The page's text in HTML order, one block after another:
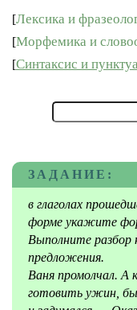
[Лексика и
[Морфемика и
[Синтаксис и
ЗАДАНИЕ:
в глаголах
форме укажите
Выполните разбор
предложения.
Ваня промолчал. А
готовить ужин,